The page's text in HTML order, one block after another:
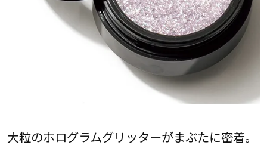
大粒のホログラムグリッターがまぶたに密着。